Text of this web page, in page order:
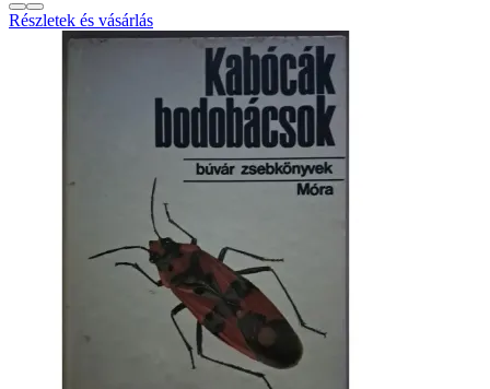
Részletek és vásárlás